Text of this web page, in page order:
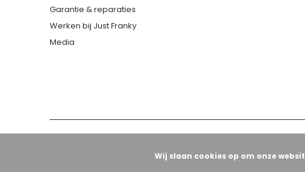
Garantie & reparaties
Werken bij Just Franky
Media
Wij slaan cookies op om onze